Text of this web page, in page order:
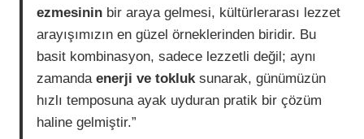
ezmesinin bir araya gelmesi, kültürlerarası lezzet
arayışımızın en güzel örneklerinden biridir. Bu
basit kombinasyon, sadece lezzetli değil; aynı
zamanda enerji ve tokluksunarak, günümüzün
hızlı temposuna ayak uyduran pratik bir çözüm
haline gelmiştir.”